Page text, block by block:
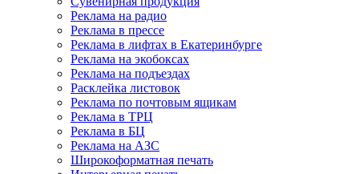
Реклама на радио
Реклама в прессе
Реклама в лифтах в Екатеринбурге
Реклама на экобоксах
Реклама на подъездах
Расклейка листовок
Реклама по почтовым ящикам
Реклама в ТРЦ
Реклама в БЦ
Реклама на АЗС
Широкоформатная печать